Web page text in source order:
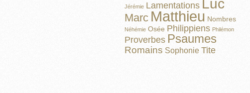
Jérémie Lamentations Luc
Marc Matthieu Nombres
Néhémie Osée Philippiens Philémon
Proverbes Psaumes
Romains Sophonie Tite